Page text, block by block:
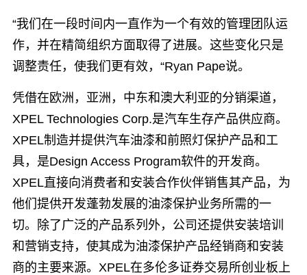
“我们在一段时间内一直作为一个有效的管理团队运
作，并在精简组织方面取得了进展。这些变化只是
调整责任，使我们更有效，“Ryan Pape说。
凭借在欧洲，亚洲，中东和澳大利亚的分销渠道，
XPEL Technologies Corp.是汽车生存产品供应商。
XPEL制造并提供汽车油漆和前照灯保护产品和工
具，是Design Access Program软件的开发商。
XPEL直接向消费者和安装合作伙伴销售其产品，为
他们提供开发蓬勃发展的油漆保护业务所需的一
切。除了广泛的产品系列外，公司还提供安装培训
和营销支持，使其成为油漆保护产品经销商和安装
商的主要来源。XPEL在多伦多证券交易所创业板上